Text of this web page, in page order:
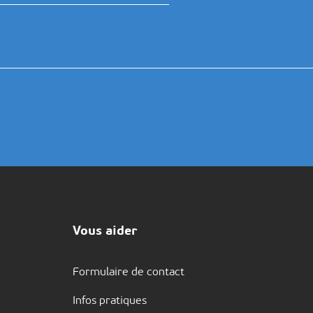
Vous aider
Formulaire de contact
Infos pratiques